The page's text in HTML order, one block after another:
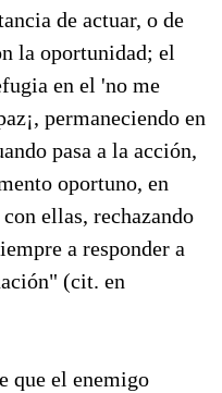
de actuar, o de
la oportunidad; el
en el 'no me
permaneciendo en
pasa a la acción,
oportuno, en
ellas, rechazando
a responder a
(cit. en
que el enemigo